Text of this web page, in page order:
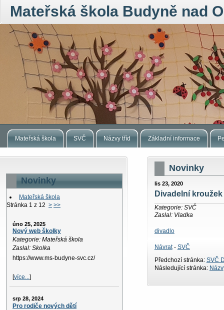
Mateřská škola Budyně nad
Mateřská škola SVČ Názvy tříd Základní informace
Novinky
Mateřská škola
Stránka 1 z 12 > >>
úno 25, 2025
Nový web školky
Kategorie: Mateřská škola
Zaslal: Skolka
https://www.ms-budyne-svc.cz/
[více...]
srp 28, 2024
Pro rodiče nových dětí
Novinky
lis 23, 2020
Divadelní kroužek
Kategorie: SVČ
Zaslal: Vladka
divadlo
Návrat- SVČ
Předchozí stránka: SVČ
Následující stránka: